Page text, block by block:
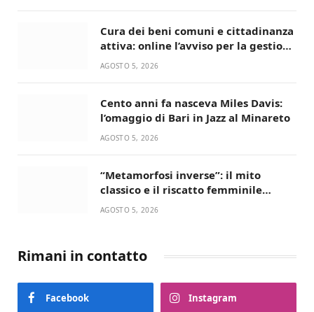
Cura dei beni comuni e cittadinanza
attiva: online l’avviso per la gestione
condivisa della Villetta di Laureto
AGOSTO 5, 2026
Cento anni fa nasceva Miles Davis:
l’omaggio di Bari in Jazz al Minareto
AGOSTO 5, 2026
“Metamorfosi inverse”: il mito
classico e il riscatto femminile
incantano la Selva di Fasano
AGOSTO 5, 2026
Rimani in contatto
Facebook Instagram